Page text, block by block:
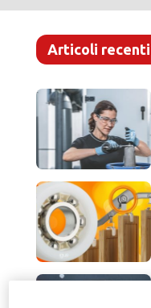
Articoli recenti